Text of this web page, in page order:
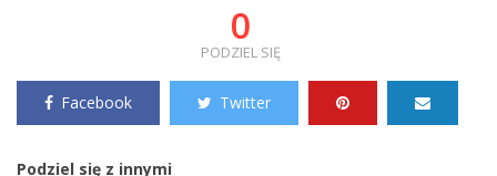
0
PODZIEL SIĘ
Facebook Twitter
Podziel się z innymi